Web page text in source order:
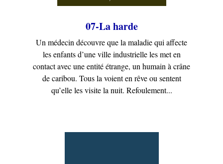
07-La harde
Un médecin découvre que la maladie qui affecte
les enfants d’une ville industrielle les met en
contact avec une entité étrange, un humain à crâne
de caribou. Tous la voient en rêve ou sentent
qu’elle les visite la nuit. Refoulement...